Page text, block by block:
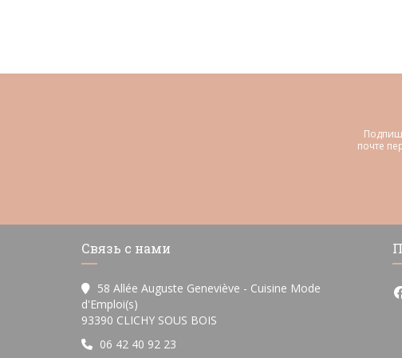
почте
Связь с нами
58 Allée Auguste Geneviève - Cuisine Mode
d'Emploi(s)
93390 CLICHY SOUS BOIS
06 42 40 92 23